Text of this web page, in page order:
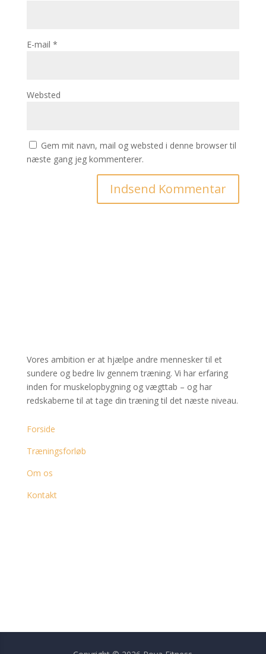
E-mail *
Websted
Gem mit navn, mail og websted i denne browser til
næste gang jeg kommenterer.
Vores ambition er at hjælpe andre mennesker til et
sundere og bedre liv gennem træning. Vi har erfaring
inden for muskelopbygning og vægttab – og har
redskaberne til at tage din træning til det næste niveau.
Forside
Træningsforløb
Om os
Kontakt